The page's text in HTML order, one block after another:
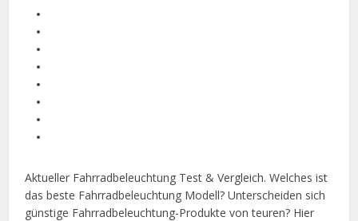
Aktueller Fahrradbeleuchtung Test & Vergleich. Welches ist
das beste Fahrradbeleuchtung Modell? Unterscheiden sich
günstige Fahrradbeleuchtung-Produkte von teuren? Hier